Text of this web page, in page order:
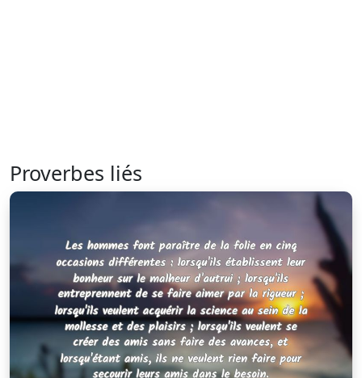
Proverbes liés